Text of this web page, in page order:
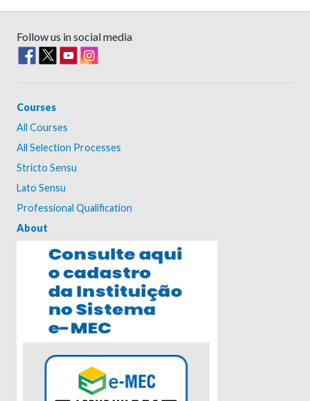
Follow us in social media
Courses
All Courses
All Selection Processes
Stricto Sensu
Lato Sensu
Professional Qualification
About